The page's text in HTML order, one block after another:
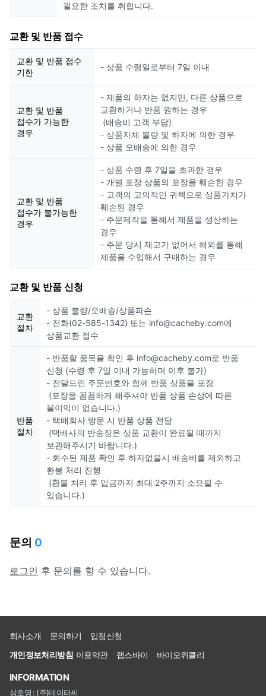
필요한 조치를 취합니다.
교환 및 반품 접수
교환 및 반품 접수
기한
- 상품 수령일로부터 7일 이내
교환 및 반품
접수가 가능한
경우
- 제품의 하자는 없지만, 다른 상품으로
교환하거나 반품 원하는 경우
(배송비 고객 부담)
- 상품자체 불량 및 하자에 의한 경우
- 상품 오배송에 의한 경우
교환 및 반품
접수가 불가능한
경우
- 상품 수령 후 7일을 초과한 경우
- 개별 포장 상품의 포장을 훼손한 경우
- 고객의 고의적인 귀책으로 상품가치가
훼손된 경우
- 주문제작을 통해서 제품을 생산하는
경우
- 주문 당시 재고가 없어서 해외를 통해
제품을 수입해서 구매하는 경우
교환 및 반품 신청
교환
절차
- 상품 불량/오배송/상품파손
- 전화(02-585-1342) 또는 info@cacheby.com에
상품교환 접수
반품
절차
- 반품할 품목을 확인 후 info@cacheby.com로 반품
신청 (수령 후 7일 이내 가능하며 이후 불가)
- 전달드린 주문번호와 함께 반품 상품을 포장
(포장을 꼼꼼하게 해주셔야 반품 상품 손상에 따른
불이익이 없습니다.)
- 택배회사 방문 시 반품 상품 전달
(택배사의 반송장은 상품 교환이 완료될 때까지
보관해주시기 바랍니다.)
- 회수된 제품 확인 후 하자없을시 배송비를 제외하고
환불 처리 진행
(환불 처리 후 입금까지 최대 2주까지 소요될 수
있습니다.)
문의 0
로그인 후 문의를 할 수 있습니다.
회사소개 문의하기
입점신청
개인정보처리방침 이용약관 랩스바이 바이오위클리
INFORMATION
상호명 : (주)데이터씨